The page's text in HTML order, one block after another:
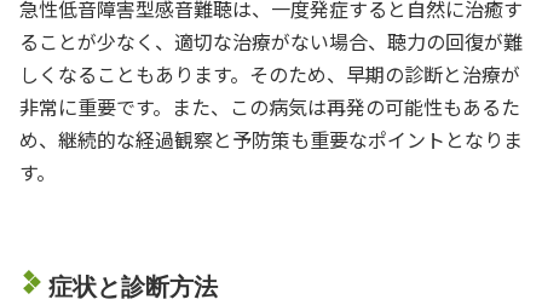
急性低音障害型感音難聴は、一度発症すると自然に治癒す
ることが少なく、適切な治療がない場合、聴力の回復が難
しくなることもあります。そのため、早期の診断と治療が
非常に重要です。また、この病気は再発の可能性もあるた
め、継続的な経過観察と予防策も重要なポイントとなりま
す。
症状と診断方法